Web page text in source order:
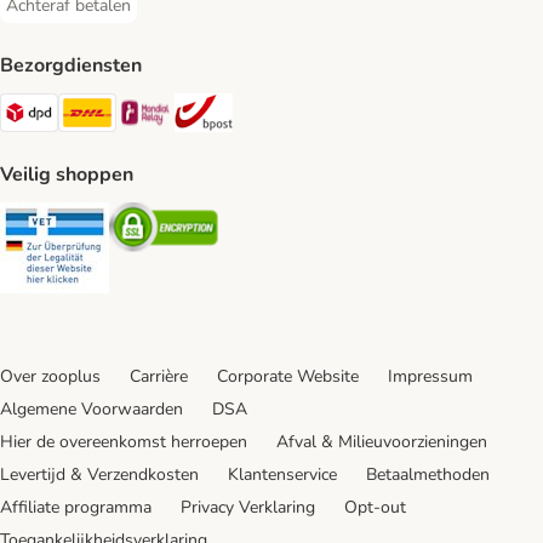
Achteraf betalen
Achteraf betalen Payment Method
Bezorgdiensten
Dpd Shipping Method
DHL Shipping Method
Mondial Relay Shipping Method
Veilig shoppen
Security Security
Over zooplus Carrière Corporate Website
Impressum
Algemene Voorwaarden
DSA
Hier de overeenkomst herroepen
Afval & Milieuvoorzieningen
Levertijd & Verzendkosten
Klantenservice
Betaalmethoden
Affiliate programma
Privacy Verklaring
Opt-out